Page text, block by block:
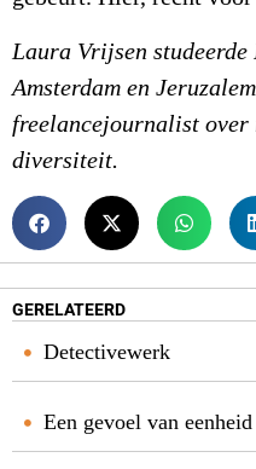
Laura Vrijsen
Amsterdam en
freelancejournalist
diversiteit.
GERELATEERD
Detectivewerk
Een gevoel van eenheid